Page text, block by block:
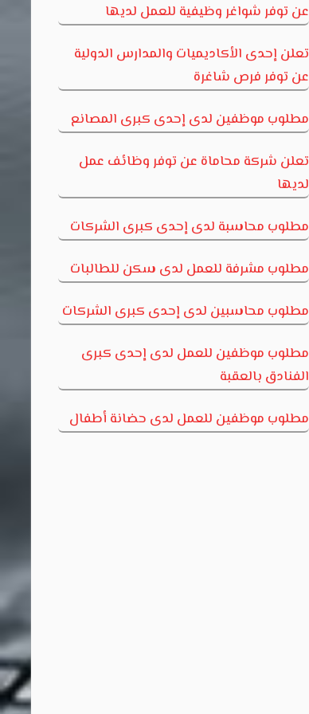
عن توفر شواغر وظيفية للعمل لديها
تعلن إحدى الأكاديميات والمدارس الدولية
عن توفر فرص شاغرة
مطلوب موظفين لدى إحدى كبرى المصانع
تعلن شركة محاماة عن توفر وظائف عمل
لديها
مطلوب محاسبة لدى إحدى كبرى الشركات
مطلوب مشرفة للعمل لدى سكن للطالبات
مطلوب محاسبين لدى إحدى كبرى الشركات
مطلوب موظفين للعمل لدى إحدى كبرى
الفنادق بالعقبة
مطلوب موظفين للعمل لدى حضانة أطفال